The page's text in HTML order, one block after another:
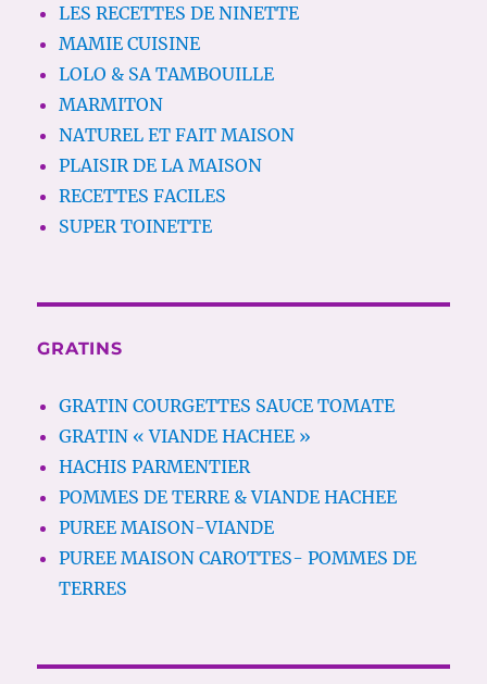
LES RECETTES DE NINETTE
MAMIE CUISINE
LOLO & SA TAMBOUILLE
MARMITON
NATUREL ET FAIT MAISON
PLAISIR DE LA MAISON
RECETTES FACILES
SUPER TOINETTE
GRATINS
GRATIN COURGETTES SAUCE TOMATE
GRATIN « VIANDE HACHEE »
HACHIS PARMENTIER
POMMES DE TERRE & VIANDE HACHEE
PUREE MAISON-VIANDE
PUREE MAISON CAROTTES- POMMES DE
TERRES